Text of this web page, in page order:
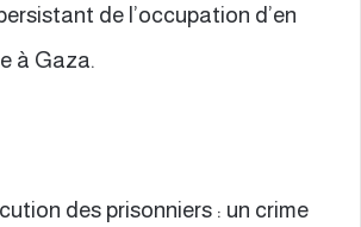
de l’occupation d’en
à Gaza.
des prisonniers : un crime